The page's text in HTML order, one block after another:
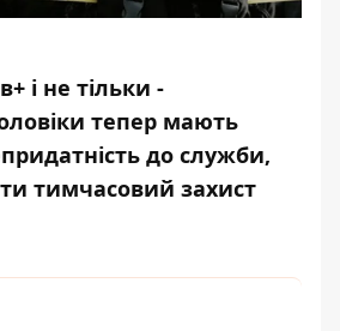
і не тільки -
тепер мають
до служби,
тимчасовий захист